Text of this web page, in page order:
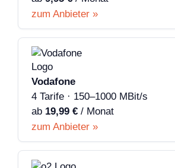
zum Anbieter »
Vodafone
4 Tarife · 150–1000 MBit/s
ab 19,99 € / Monat
zum Anbieter »